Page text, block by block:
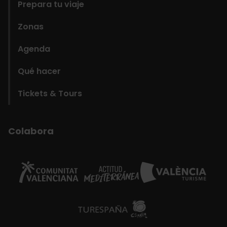
Prepara tu viaje
Zonas
Agenda
Qué hacer
Tickets & Tours
Colabora